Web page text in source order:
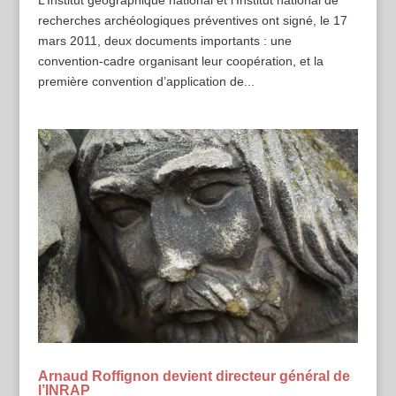
recherches archéologiques préventives ont signé, le 17
mars 2011, deux documents importants : une
convention-cadre organisant leur coopération, et la
première convention d’application de...
Arnaud Roffignon devient directeur général de
l’INRAP